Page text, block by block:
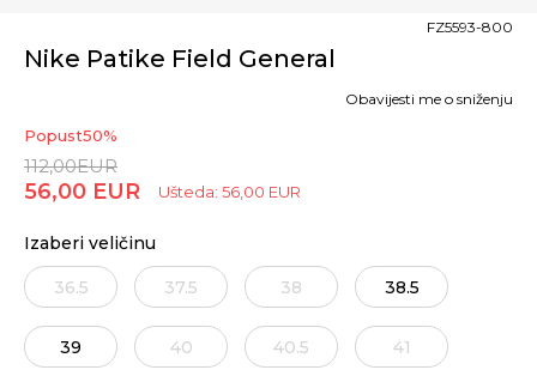
Nike Patike Field General
FZ5593-800
Popust50%
112,00EUR
56,00 EUR Ušteda: 56,00 EUR
Obavijesti me o sniženju
Izaberi veličinu
36.5 37.5 38 38.5
39 40 40.5 41